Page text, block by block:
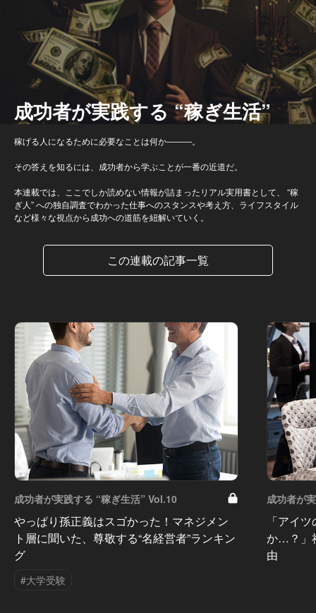
成功者が実践する “稼ぎ生活”
稼げる人になるために必要なことは何か―――。
その答えを知るには、成功者から学ぶことが一番の近道だ。
本連載では、ここでしか読めない情報が詰まったリアル実用書として、 “稼
ぎ人” への独自調査でわかった仕事へのスタンスや考え方、ライフスタイル
など様々な視点から成功への道筋を紐解いていく。
この連載の記事一覧
成功者が実践する “稼ぎ生活” Vol.10
やっぱり孫正義はスゴかった！マネジメン
ト層に聞いた、尊敬する“名経営者”ランキン
グ
#大学受験
成功者が
「アイ
か…？」
由